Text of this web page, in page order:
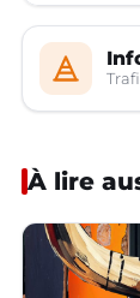
À lire